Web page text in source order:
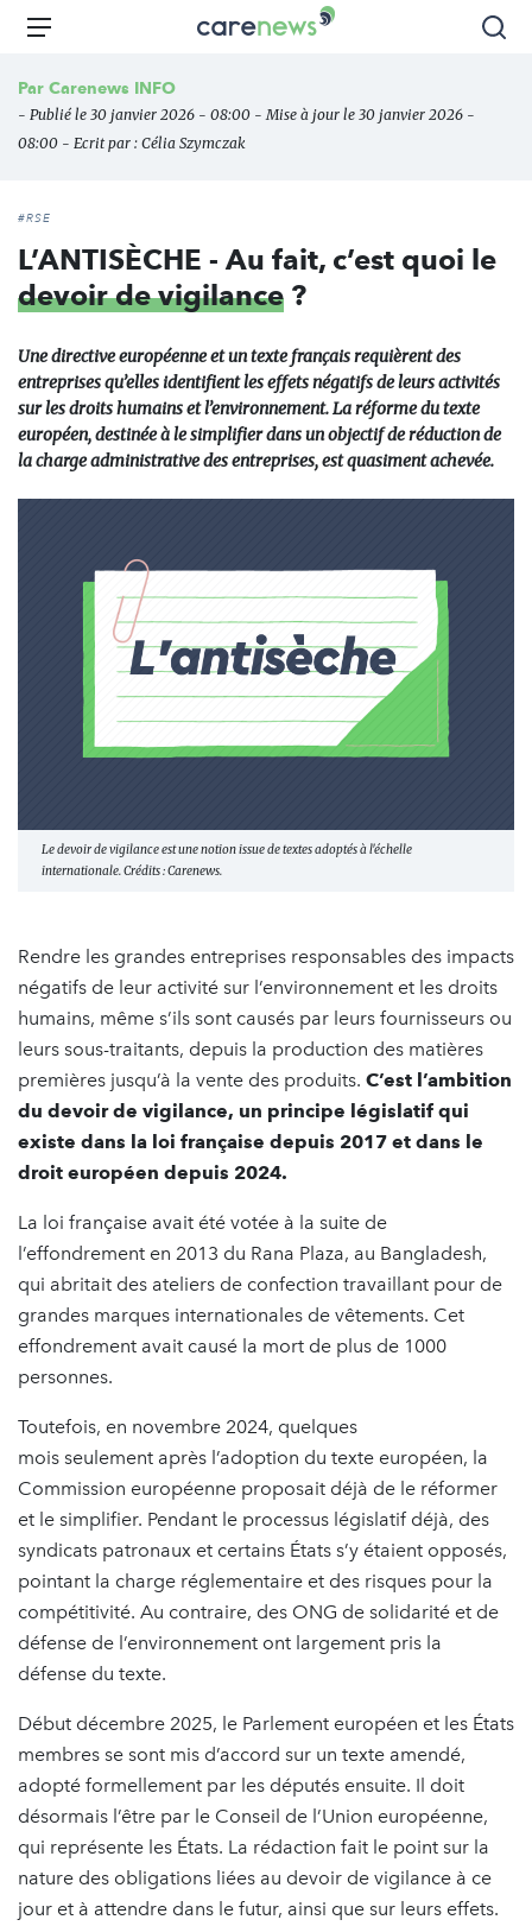
Aller
principal
Carenews,
des
acteurs
Menu
Par Carenews INFO
- Publié le 30 janvier 2026 - 08:00 - Mise à jour le 30 janvier 2026 -
08:00 - Ecrit par : Célia Szymczak
#RSE
L’ANTISÈCHE - Au fait, c’est quoi le
devoir de vigilance ?
Une directive européenne et un texte français requièrent des
entreprises qu’elles identifient les effets négatifs de leurs activités
sur les droits humains et l’environnement. La réforme du texte
européen, destinée à le simplifier dans un objectif de réduction de
la charge administrative des entreprises, est quasiment achevée.
Le devoir de vigilance est une notion issue de textes adoptés à l'échelle
internationale. Crédits : Carenews.
Rendre les grandes entreprises responsables des impacts
négatifs de leur activité sur l’environnement et les droits
humains, même s’ils sont causés par leurs fournisseurs ou
leurs sous-traitants, depuis la production des matières
premières jusqu’à la vente des produits. C’est l’ambition
du devoir de vigilance, un principe législatif qui
existe dans la loi française depuis 2017 et dans le
droit européen depuis 2024.
La loi française avait été votée à la suite de
l’effondrement en 2013 du Rana Plaza, au Bangladesh,
qui abritait des ateliers de confection travaillant pour de
grandes marques internationales de vêtements. Cet
effondrement avait causé la mort de plus de 1000
personnes.
Toutefois, en novembre 2024, quelques
mois seulement après l’adoption du texte européen, la
Commission européenne proposait déjà de le réformer
et le simplifier. Pendant le processus législatif déjà, des
syndicats patronaux et certains États s’y étaient opposés,
pointant la charge réglementaire et des risques pour la
compétitivité. Au contraire, des ONG de solidarité et de
défense de l’environnement ont largement pris la
défense du texte.
Début décembre 2025, le Parlement européen et les États
membres se sont mis d’accord sur un texte amendé,
adopté formellement par les députés ensuite. Il doit
désormais l’être par le Conseil de l’Union européenne,
qui représente les États. La rédaction fait le point sur la
nature des obligations liées au devoir de vigilance à ce
jour et à attendre dans le futur, ainsi que sur leurs effets.